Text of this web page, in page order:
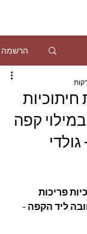
הרשמה
קפה
פריכות
ליד הקפה -